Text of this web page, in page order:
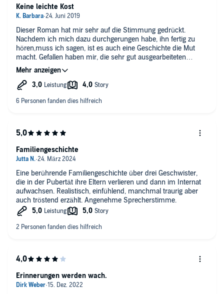
Dieser Roman hat mir sehr auf die Stimmung gedrückt.
Nachdem ich mich dazu durchgerungen habe, ihn fertig zu
hören,muss ich sagen, ist es auch eine Geschichte die Mut
macht. Gefallen haben mir, die sehr gut ausgearbeiteten
Charaktere. Dieses Buch rührt zu Tränen. Keine Kritik an den
Sprecher, mir war es einfach nicht so angenehm ihm
zuzuhören.
Keine leichte Kost
Eine berührende Familiengeschichte über drei Geschwister,
die in der Pubertät ihre Eltern verlieren und dann im Internat
aufwachsen. Realistisch, einfühlend, manchmal traurig aber
auch tröstend erzählt. Angenehme Sprecherstimme.
Familiengeschichte
Erinnerungen werden wach.